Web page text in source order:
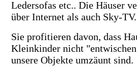
Ledersofas etc.. Die Häuser
über Internet als auch Sky-TV.
Sie profitieren davon, dass
Kleinkinder nicht
unsere Objekte umzäunt sind.